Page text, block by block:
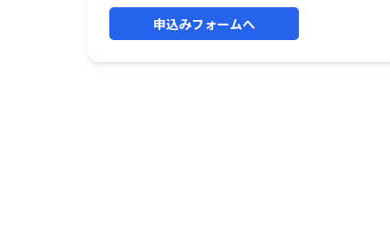
申込みフォームへ